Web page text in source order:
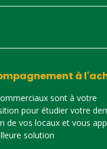
à
sont à votre
pour étudier votre
de vos locaux et vous
solution